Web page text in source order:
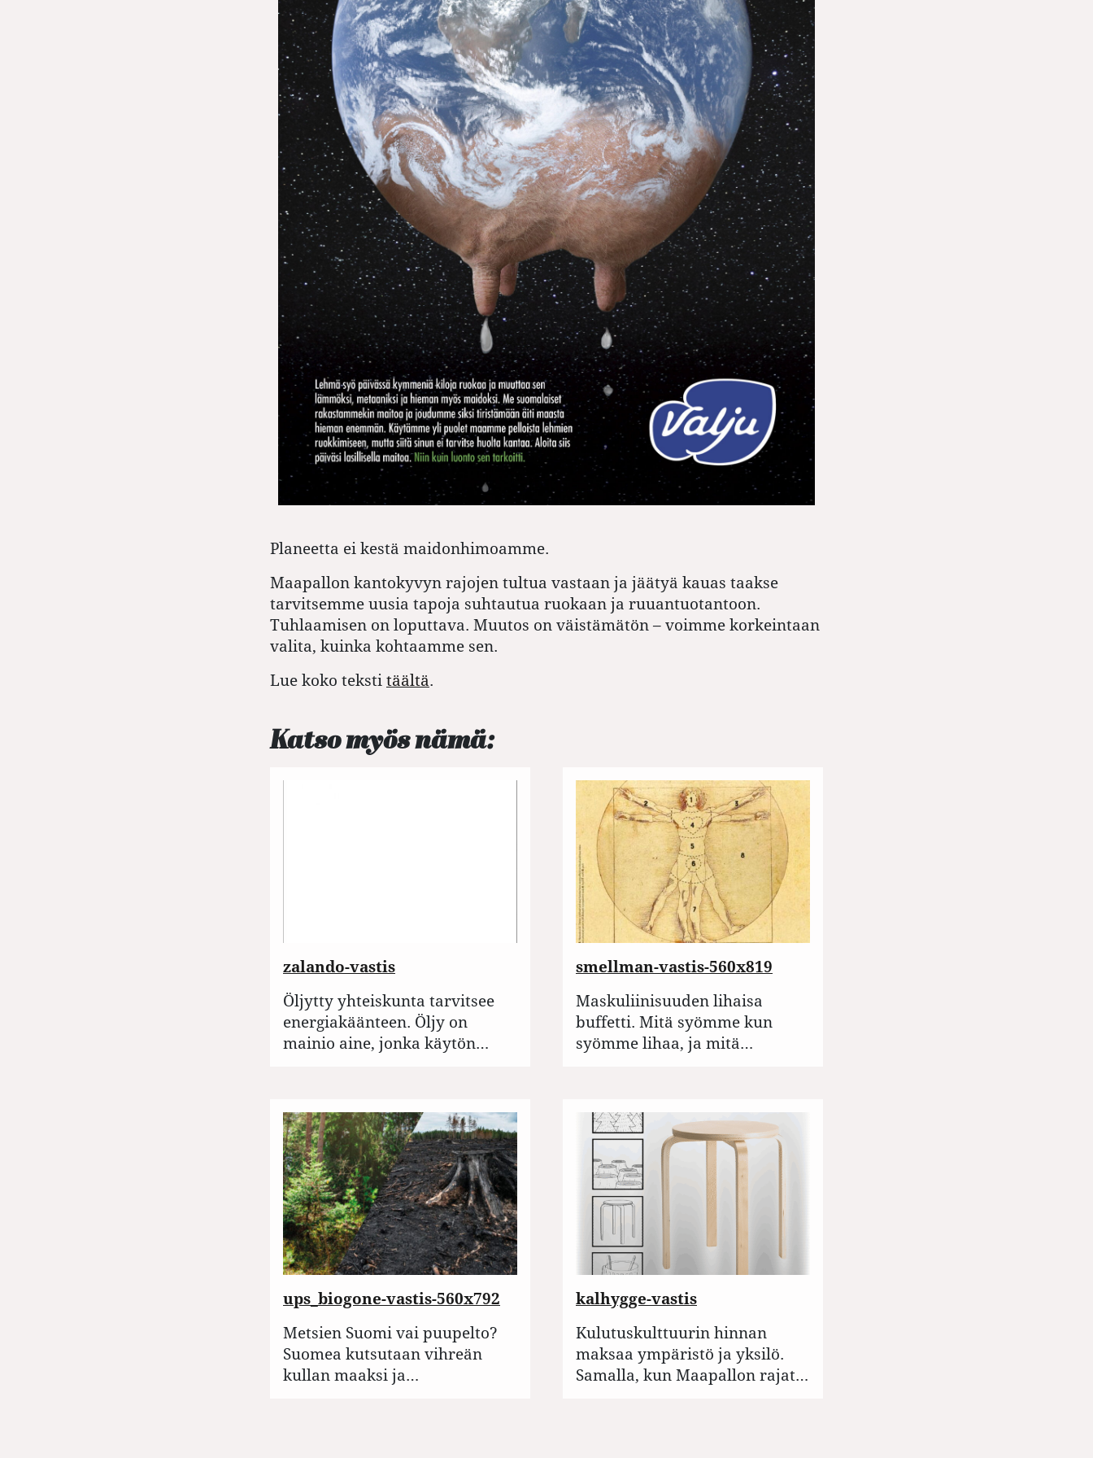
Planeetta ei kestä maidonhimoamme.
Maapallon kantokyvyn rajojen tultua vastaan ja jäätyä kauas taakse
tarvitsemme uusia tapoja suhtautua ruokaan ja ruuantuotantoon.
Tuhlaamisen on loputtava. Muutos on väistämätön – voimme korkeintaan
valita, kuinka kohtaamme sen.
Lue koko teksti täältä.
Katso myös nämä:
zalando-vastis
Öljytty yhteiskunta tarvitsee
energiakäänteen. Öljy on
mainio aine, jonka käytön…
smellman-vastis-560x819
Maskuliinisuuden lihaisa
buffetti. Mitä syömme kun
syömme lihaa, ja mitä…
ups_biogone-vastis-560x792
Metsien Suomi vai puupelto?
Suomea kutsutaan vihreän
kullan maaksi ja…
kalhygge-vastis
Kulutuskulttuurin hinnan
maksaa ympäristö ja yksilö.
Samalla, kun Maapallon rajat…